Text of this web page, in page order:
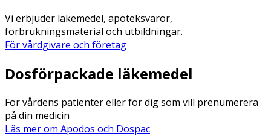
Vi erbjuder läkemedel, apoteksvaror,
förbrukningsmaterial och utbildningar.
För vårdgivare och företag
Dosförpackade läkemedel
För vårdens patienter eller för dig som vill prenumerera
på din medicin
Läs mer om Apodos och Dospac